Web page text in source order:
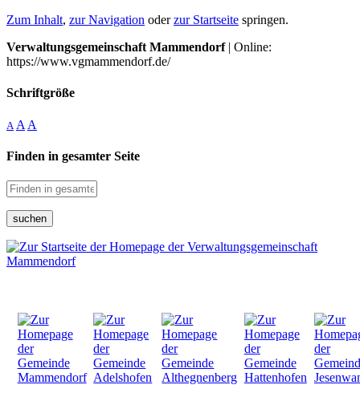
Zum Inhalt, zur Navigation oderzur Startseite springen.
Verwaltungsgemeinschaft Mammendorf| Online:
https://www.vgmammendorf.de/
Schriftgröße
A A A
Finden in gesamter Seite
suchen